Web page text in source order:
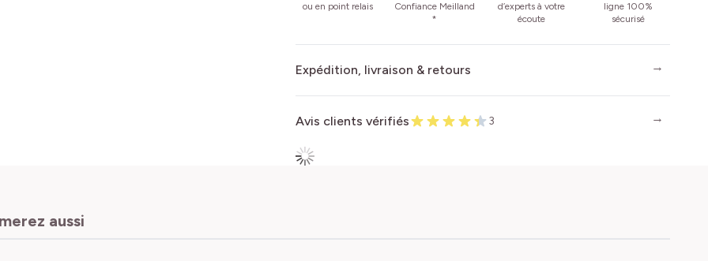
ou en point relais
Confiance Meilland
*
d’experts à votre
écoute
ligne 100%
sécurisé
Expédition, livraison & retours
Avis clients vérifiés 3